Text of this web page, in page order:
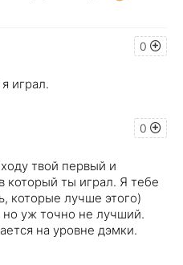
0
играл.
0
твой первый и
который ты играл. Я тебе
которые лучше этого)
но уж точно не лучший.
на уровне дэмки.